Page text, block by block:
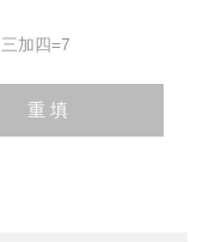
加四=7